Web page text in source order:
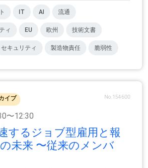
IT AI 流通
ィ EU 欧州 技術文書
セキュリティ 製造物責任 脆弱性
イブ No.154600
〜12:30
するジョブ型雇用と報
未来 〜従来のメンバ